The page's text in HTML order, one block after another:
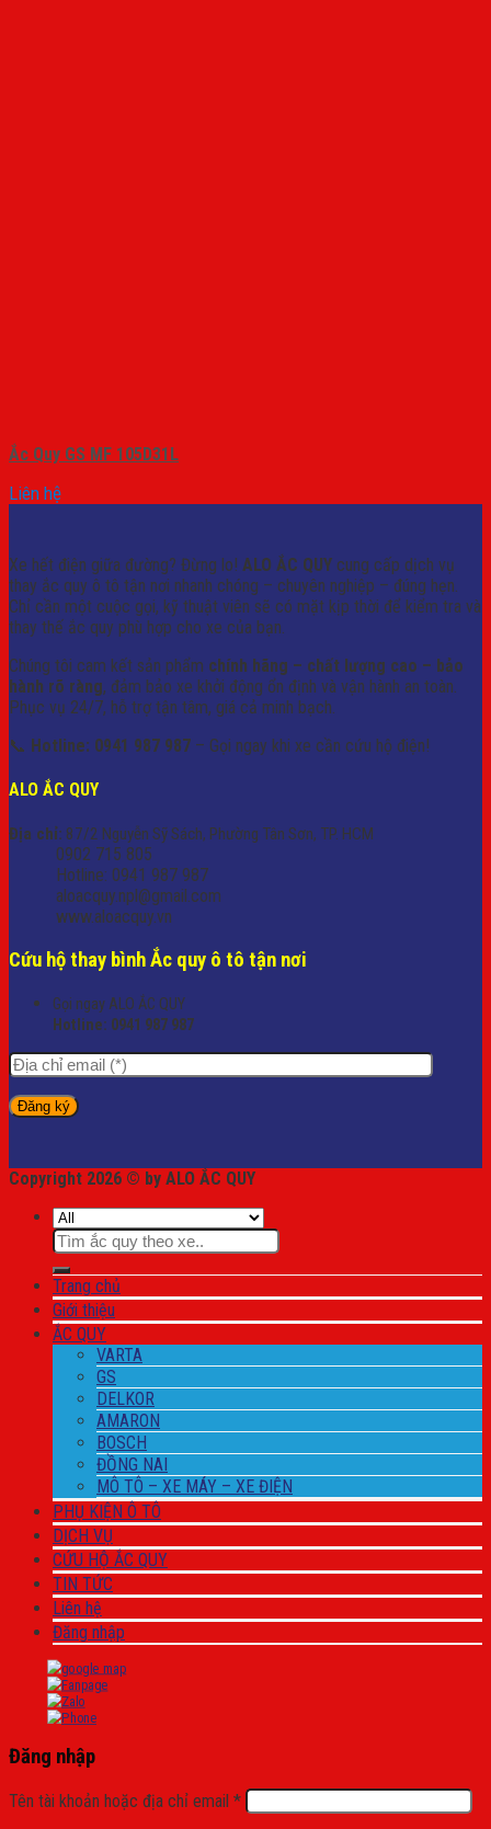
Ắc Quy GS MF 105D31L
Liên hệ
Xe hết điện giữa đường? Đừng lo! ALO ẮC QUY cung cấp dịch vụ
thay ắc quy ô tô tận nơi nhanh chóng – chuyên nghiệp – đúng hẹn.
Chỉ cần một cuộc gọi, kỹ thuật viên sẽ có mặt kịp thời để kiểm tra và
thay thế ắc quy phù hợp cho xe của bạn.
Chúng tôi cam kết sản phẩm chính hãng – chất lượng cao – bảo
hành rõ ràng, đảm bảo xe khởi động ổn định và vận hành an toàn.
Phục vụ 24/7, hỗ trợ tận tâm, giá cả minh bạch.
📞 Hotline: 0941 987 987 – Gọi ngay khi xe cần cứu hộ điện!
ALO ẮC QUY
Địa chỉ: 87/2 Nguyễn Sỹ Sách, Phường Tân Sơn, TP. HCM
0902 715 805
Hotline: 0941 987 987
aloacquy.npl@gmail.com
www.aloacquy.vn
Cứu hộ thay bình Ắc quy ô tô tận nơi
Gọi ngay ALO ẮC QUY
Hotline: 0941 987 987
Copyright 2026 © by ALO ẮC QUY
Tìm
kiếm:
Trang chủ
Giới thiệu
ẮC QUY
VARTA
GS
DELKOR
AMARON
BOSCH
ĐỒNG NAI
MÔ TÔ – XE MÁY – XE ĐIỆN
PHỤ KIỆN Ô TÔ
DỊCH VỤ
CỨU HỘ ẮC QUY
TIN TỨC
Liên hệ
Đăng nhập
Đăng nhập
Tên tài khoản hoặc địa chỉ email *